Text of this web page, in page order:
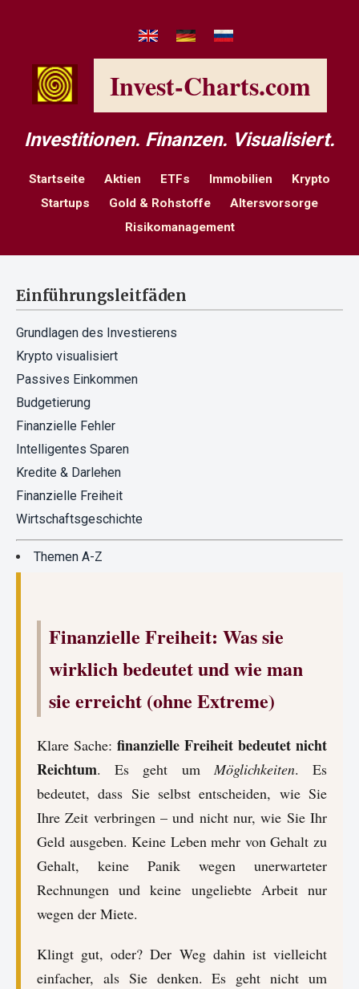
Invest-Charts.com
Investitionen. Finanzen. Visualisiert.
Startseite Aktien ETFs Immobilien
Krypto
Startups
Gold & Rohstoffe
Altersvorsorge
Risikomanagement
Einführungsleitfäden
Grundlagen des Investierens
Krypto visualisiert
Passives Einkommen
Budgetierung
Finanzielle Fehler
Intelligentes Sparen
Kredite & Darlehen
Finanzielle Freiheit
Wirtschaftsgeschichte
Themen A-Z
Finanzielle Freiheit: Was sie
wirklich bedeutet und wie man
sie erreicht (ohne Extreme)
Klare Sache: finanzielle Freiheit bedeutet nicht
Reichtum. Es geht umMöglichkeiten. Es
bedeutet, dass Sie selbst entscheiden, wie Sie
Ihre Zeit verbringen – und nicht nur, wie Sie Ihr
Geld ausgeben. Keine Leben mehr von Gehalt zu
Gehalt, keine Panik wegen unerwarteter
Rechnungen und keine ungeliebte Arbeit nur
wegen der Miete.
Klingt gut, oder? Der Weg dahin ist vielleicht
einfacher, als Sie denken. Es geht nicht um